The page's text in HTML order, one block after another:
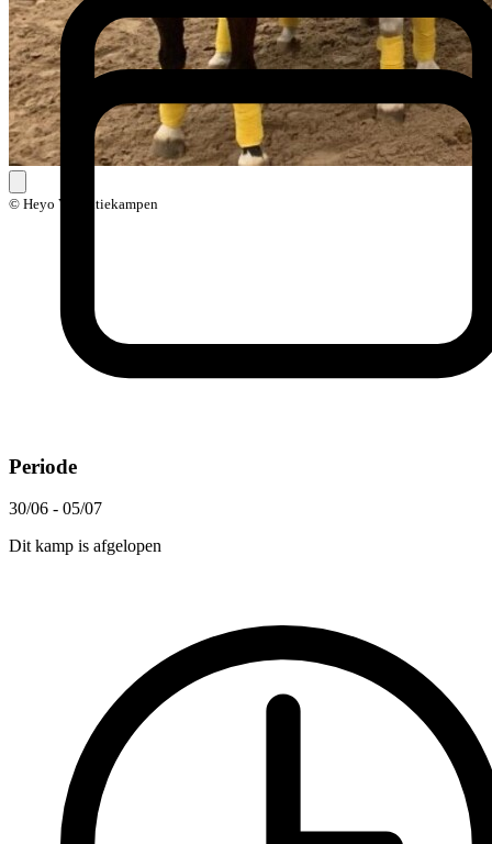
© Heyo Vakantiekampen
Periode
30/06 - 05/07
Dit kamp is afgelopen